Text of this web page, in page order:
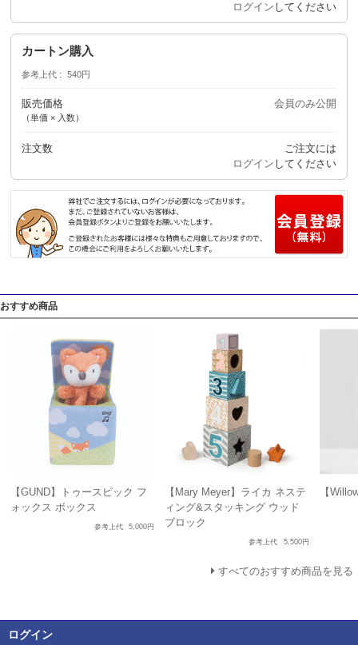
ログイン してください
カートン購入
参考上代 540円
販売価格
（単価 × 入数）
会員のみ公開
注文数
ご注文には
ログイン してください
おすすめ商品
【GUND】トゥースピック フ
ォックス ボックス
参考上代 5,000円
【Mary Meyer】ライカ ネステ
ィング&スタッキング ウッド
ブロック
参考上代 5,500円
【
すべてのおすすめ商品を見る
ログイン